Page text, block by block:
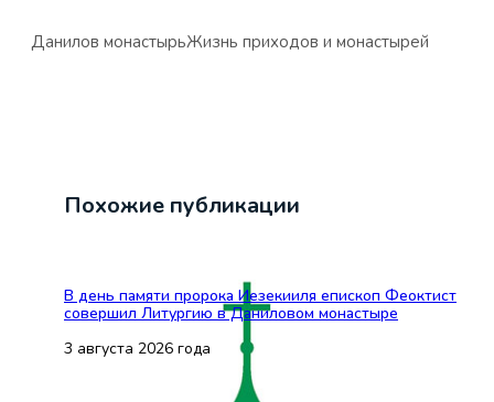
Данилов монастырьЖизнь приходов и монастырей
Похожие публикации
В день памяти пророка Иезекииля епископ Феоктист
совершил Литургию в Даниловом монастыре
3 августа 2026 года